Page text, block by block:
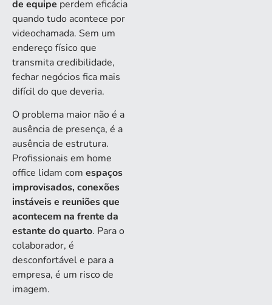
de equipe perdem eficácia
quando tudo acontece por
videochamada. Sem um
endereço físico que
transmita credibilidade,
fechar negócios fica mais
difícil do que deveria.
O problema maior não é a
ausência de presença, é a
ausência de estrutura.
Profissionais em home
office lidam com espaços
improvisados, conexões
instáveis e reuniões que
acontecem na frente da
estante do quarto. Para o
colaborador, é
desconfortável e para a
empresa, é um risco de
imagem.